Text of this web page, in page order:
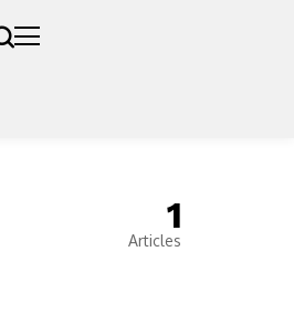
1
Articles